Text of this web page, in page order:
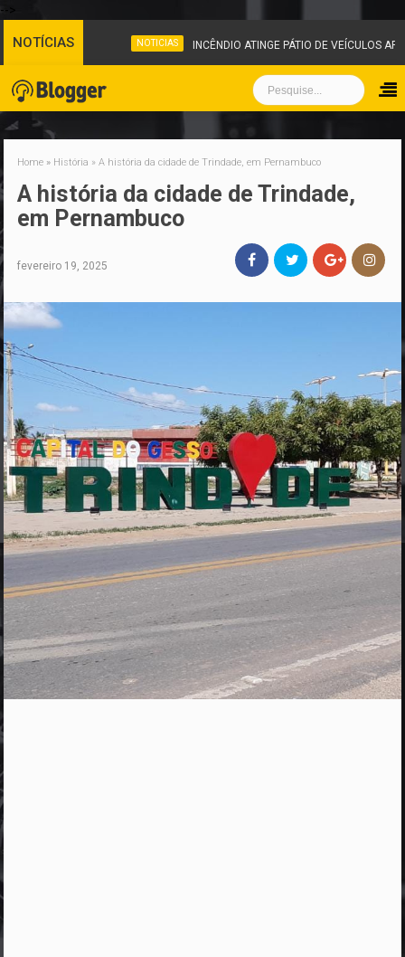
-->
NOTÍCIAS NOTICIAS INCÊNDIO ATINGE PÁTIO DE VEÍCULOS
Home » História »A história da cidade de Trindade, em Pernambuco
A história da cidade de Trindade,
em Pernambuco
fevereiro 19, 2025